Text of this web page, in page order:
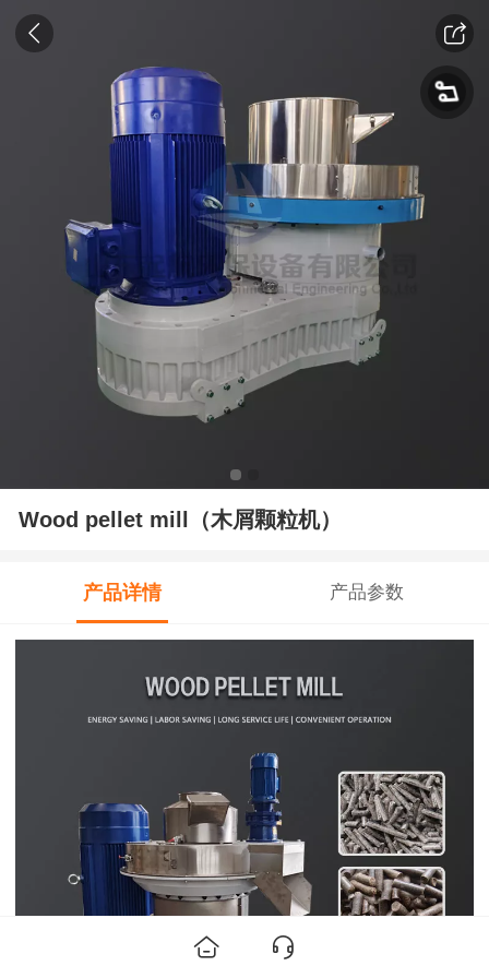
Wood pellet mill（木屑颗粒机）
产品详情 产品参数